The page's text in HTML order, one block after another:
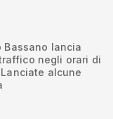
Bassano lancia
negli orari di
alcune